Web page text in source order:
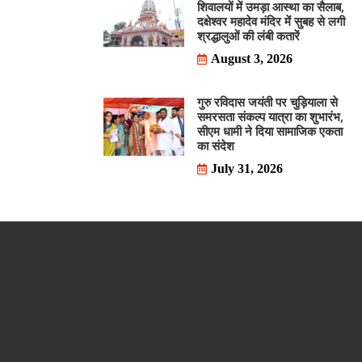
शिवालयों में उमड़ा आस्था का सैलाब,
दक्षेश्वर महादेव मंदिर में सुबह से लगी
श्रद्धालुओं की लंबी कतारें
August 3, 2026
गुरु रविदास जयंती पर चुड़ियाला से
समरसता संकल्प यात्रा का शुभारंभ,
सीएम धामी ने दिया सामाजिक एकता
का संदेश
July 31, 2026